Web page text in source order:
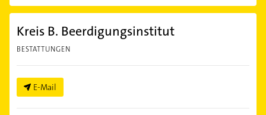
Kreis B. Beerdigungsinstitut
BESTATTUNGEN
E-Mail